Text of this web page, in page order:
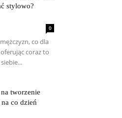
stylowo?
0
co dla
coraz to
tworzenie
co dzień